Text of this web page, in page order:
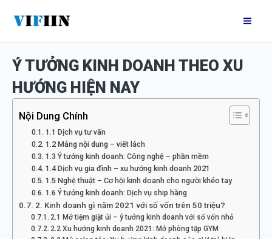
nội
dungÝ TƯỞNG KINH DOANH THEO XU
HƯỚNG HIỆN NAY
Nội Dung Chính
1.1 Dịch vụ tư vấn
1.2 Mảng nội dung – viết lách
1.3 Ý tưởng kinh doanh: Công nghệ – phần mềm
1.4 Dịch vụ gia đình – xu hướng kinh doanh 2021
1.5 Nghệ thuật – Cơ hội kinh doanh cho người khéo tay
1.6 Ý tưởng kinh doanh: Dịch vụ ship hàng
2. Kinh doanh gì năm 2021 với số vốn trên 50 triệu?
2.1 Mở tiệm giặt ủi – ý tưởng kinh doanh với số vốn nhỏ
2.2 Xu hướng kinh doanh 2021: Mở phòng tập GYM